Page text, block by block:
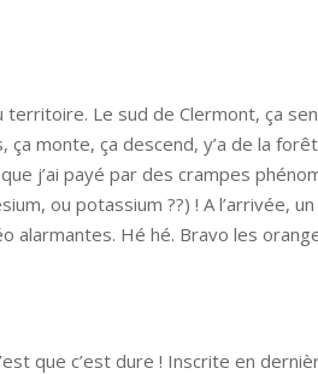
territoire. Le sud de Clermont, ça
monte, ça descend, y’a de la
j’ai payé par des crampes
ou potassium ??) ! A l’arrivée,
Hé hé. Bravo les
que c’est dure ! Inscrite en